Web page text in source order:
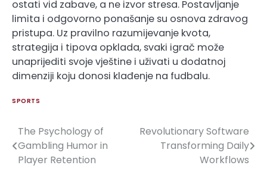
ostati vid zabave, a ne izvor stresa. Postavljanje
limita i odgovorno ponašanje su osnova zdravog
pristupa. Uz pravilno razumijevanje kvota,
strategija i tipova opklada, svaki igrač može
unaprijediti svoje vještine i uživati u dodatnoj
dimenziji koju donosi klađenje na fudbalu.
SPORTS
Post
navigation
The Psychology of
Gambling Humor in
Player Retention
Revolutionary Software
Transforming Daily
Workflows